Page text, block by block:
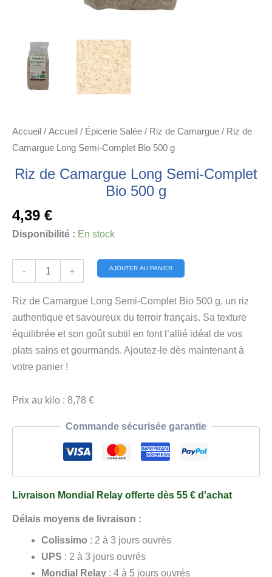
Accueil / Accueil / Épicerie Salée / Riz de Camargue / Riz de
Camargue Long Semi-Complet Bio 500 g
Riz de Camargue Long Semi-Complet
Bio 500 g
4,39 €
Disponibilité : En stock
-
de
Riz
de
Camargue
Long
Semi-
Bio
+ AJOUTER AU PANIER
Riz de Camargue Long Semi-Complet Bio 500 g, un riz
authentique et savoureux du terroir français. Sa texture
équilibrée et son goût subtil en font l’allié idéal de vos
plats sains et gourmands. Ajoutez-le dès maintenant à
votre panier !
Prix au kilo : 8,78 €
Commande sécurisée garantie
Livraison Mondial Relay offerte dès 55 € d'achat
Délais moyens de livraison :
Colissimo : 2 à 3 jours ouvrés
UPS : 2 à 3 jours ouvrés
Mondial Relay : 4 à 5 jours ouvrés